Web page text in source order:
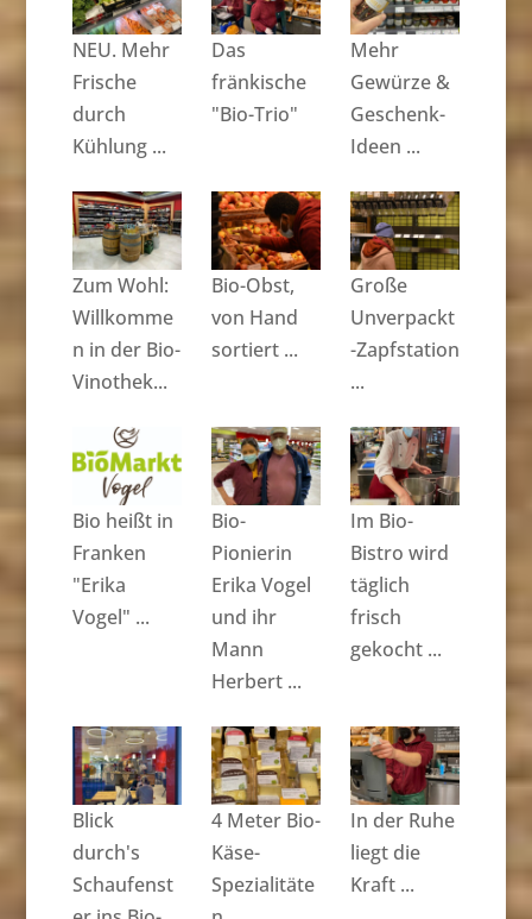
NEU. Mehr
Frische
durch
Kühlung ...
Das
fränkische
"Bio-Trio"
Mehr
Gewürze &
Geschenk-
Ideen ...
Zum Wohl:
Willkomme
n in der Bio-
Vinothek...
Bio-Obst,
von Hand
sortiert ...
Große
Unverpackt
-Zapfstation
...
Bio heißt in
Franken
"Erika
Vogel" ...
Bio-
Pionierin
Erika Vogel
und ihr
Mann
Herbert ...
Im Bio-
Bistro wird
täglich
frisch
gekocht ...
Blick
durch's
Schaufenst
4 Meter Bio-
Käse-
Spezialitäte
In der Ruhe
liegt die
Kraft ...